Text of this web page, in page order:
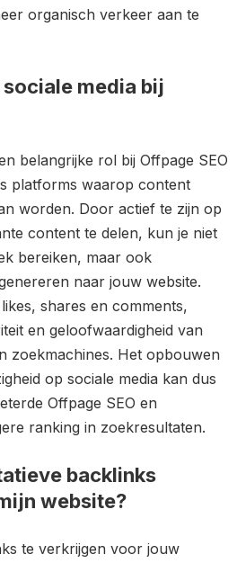
organisch verkeer aan te
media bij
belangrijke rol bij Offpage SEO
platforms waarop content
worden. Door actief te zijn op
content te delen, kun je niet
bereiken, maar ook
naar jouw website.
shares en comments,
en geloofwaardigheid van
zoekmachines. Het opbouwen
op sociale media kan dus
Offpage SEO en
ranking in zoekresultaten.
backlinks
website?
te verkrijgen voor jouw